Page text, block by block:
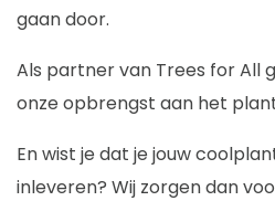
gaan door.
Als partner van Trees for All
onze opbrengst aan het
En wist je dat je jouw
inleveren? Wij zorgen dan